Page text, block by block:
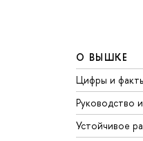
О ВЫШКЕ
Цифры и
Руководство
Устойчивое